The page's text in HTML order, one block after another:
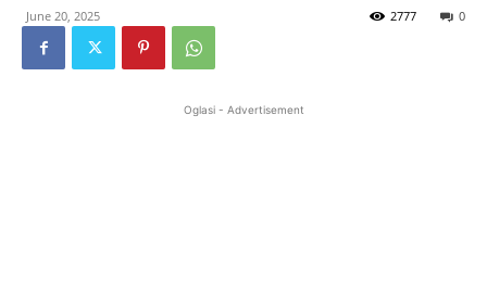
June 20, 2025 0
2777
Oglasi - Advertisement